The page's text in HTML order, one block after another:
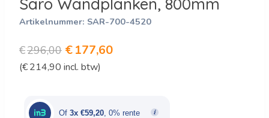
Artikelnummer: SAR-700-4520
€296,00 Oorspronkelijke
prijs
€296,00.
€177,60Huidige
€177,60.
(€214,90 incl. btw)
Of 3x €59,20 , 0% rente